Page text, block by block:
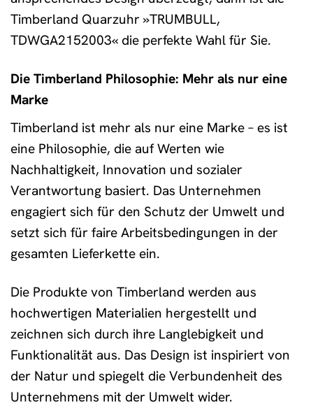
Timberland Quarzuhr »TRUMBULL,
TDWGA2152003« die perfekte Wahl für Sie.
Die Timberland Philosophie: Mehr als nur eine
Marke
Timberland ist mehr als nur eine Marke – es ist
eine Philosophie, die auf Werten wie
Nachhaltigkeit, Innovation und sozialer
Verantwortung basiert. Das Unternehmen
engagiert sich für den Schutz der Umwelt und
setzt sich für faire Arbeitsbedingungen in der
gesamten Lieferkette ein.
Die Produkte von Timberland werden aus
hochwertigen Materialien hergestellt und
zeichnen sich durch ihre Langlebigkeit und
Funktionalität aus. Das Design ist inspiriert von
der Natur und spiegelt die Verbundenheit des
Unternehmens mit der Umwelt wider.